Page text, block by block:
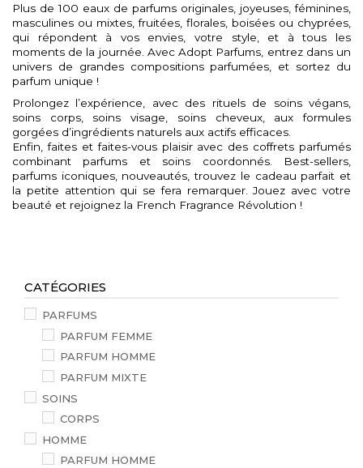
Plus de 100 eaux de parfums originales, joyeuses, féminines,
masculines ou mixtes, fruitées, florales, boisées ou chyprées,
qui répondent à vos envies, votre style, et à tous les
moments de la journée. Avec Adopt Parfums, entrez dans un
univers de grandes compositions parfumées, et sortez du
parfum unique !
Prolongez l’expérience, avec des rituels de soins végans,
soins corps, soins visage, soins cheveux, aux formules
gorgées d’ingrédients naturels aux actifs efficaces.
Enfin, faites et faites-vous plaisir avec des coffrets parfumés
combinant parfums et soins coordonnés. Best-sellers,
parfums iconiques, nouveautés, trouvez le cadeau parfait et
la petite attention qui se fera remarquer. Jouez avec votre
beauté et rejoignez la French Fragrance Révolution !
CATÉGORIES
PARFUMS
PARFUM FEMME
PARFUM HOMME
PARFUM MIXTE
SOINS
CORPS
HOMME
PARFUM HOMME